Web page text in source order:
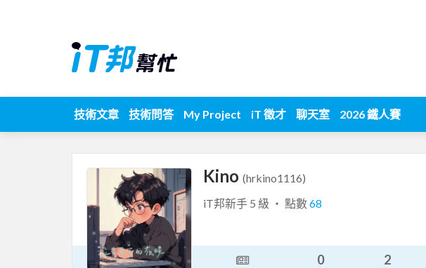
技術文章 技術問答 My Project iT 徵才 聊天室 2026 鐵人賽
Kino (hrkino1116)
iT邦新手 5 級 ‧ 點數68
0 2